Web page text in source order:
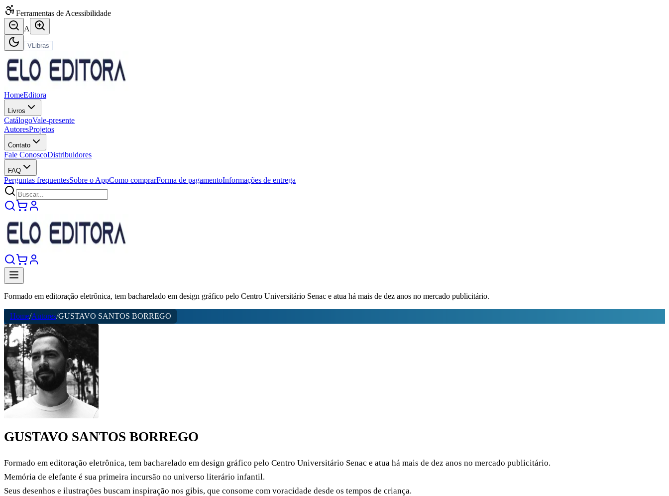
Ferramentas de Acessibilidade
A
VLibras
HomeEditora
Livros
CatálogoVale-presente
AutoresProjetos
Contato
Fale ConoscoDistribuidores
FAQ
Perguntas frequentesSobre o AppComo comprarForma de pagamentoInformações de entrega
Formado em editoração eletrônica, tem bacharelado em design gráfico pelo Centro Universitário Senac e atua há mais de dez anos no mercado publicitário.
Home/Autores/GUSTAVO SANTOS BORREGO
GUSTAVO SANTOS BORREGO
Formado em editoração eletrônica, tem bacharelado em design gráfico pelo Centro Universitário Senac e atua há mais de dez anos no mercado publicitário.
Memória de elefante é sua primeira incursão no universo literário infantil.
Seus desenhos e ilustrações buscam inspiração nos gibis, que consome com voracidade desde os tempos de criança.